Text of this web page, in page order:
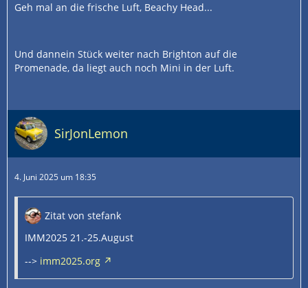
Geh mal an die frische Luft, Beachy Head...
Und dannein Stück weiter nach Brighton auf die
Promenade, da liegt auch noch Mini in der Luft.
SirJonLemon
4. Juni 2025 um 18:35
Zitat von stefank
IMM2025 21.-25.August
--> imm2025.org